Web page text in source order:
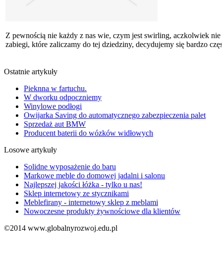
Z pewnością nie każdy z nas wie, czym jest swirling, aczkolwiek
zabiegi, które zaliczamy do tej dziedziny, decydujemy się bardzo
Ostatnie artykuły
Pieknna w fartuchu.
W dworku odpoczniemy
Winylowe podłogi
Owijarka Saving do automatycznego zabezpieczenia palet
Sprzedaż aut BMW
Producent baterii do wózków widłowych
Losowe artykuły
Solidne wyposażenie do baru
Markowe meble do domowej jadalni i salonu
Najlepszej jakości łóżka - tylko u nas!
Sklep internetowy ze stycznikami
Meblefirany - internetowy sklep z meblami
Nowoczesne produkty żywnościowe dla klientów
©2014 www.globalnyrozwoj.edu.pl